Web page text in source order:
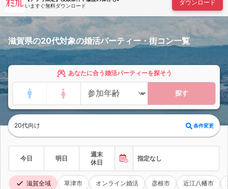
いますぐ無料ダウンロード
ダウンロード
滋賀県の20代対象の婚活パーティー・街コン一覧
あなたに合う婚活パーティーを探そう
探す
20代向け 条件変更
今日 明日
週末
休日
指定なし
滋賀全域 草津市 オンライン婚活 彦根市 近江八幡市